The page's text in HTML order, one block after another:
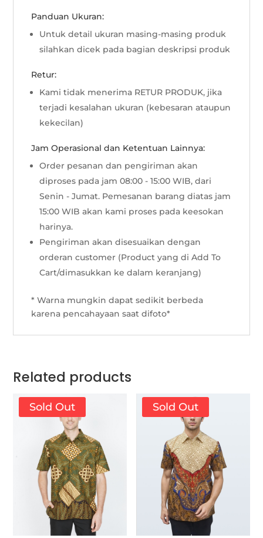
Panduan Ukuran:
Untuk detail ukuran masing-masing produk
silahkan dicek pada bagian deskripsi produk
Retur:
Kami tidak menerima RETUR PRODUK, jika
terjadi kesalahan ukuran (kebesaran ataupun
kekecilan)
Jam Operasional dan Ketentuan Lainnya:
Order pesanan dan pengiriman akan
diproses pada jam 08:00 - 15:00 WIB, dari
Senin - Jumat. Pemesanan barang diatas jam
15:00 WIB akan kami proses pada keesokan
harinya.
Pengiriman akan disesuaikan dengan
orderan customer (Product yang di Add To
Cart/dimasukkan ke dalam keranjang)
* Warna mungkin dapat sedikit berbeda
karena pencahayaan saat difoto*
Related products
Sold Out Sold Out